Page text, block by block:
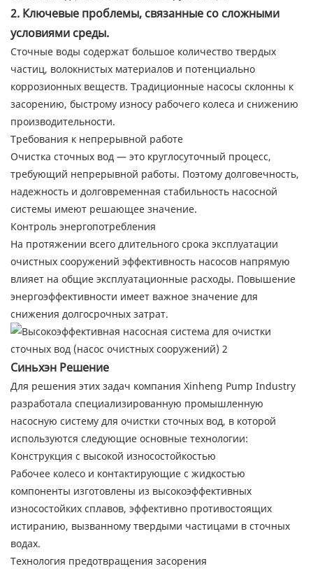
2. Ключевые проблемы, связанные со сложными
условиями среды.
Сточные воды содержат большое количество твердых
частиц, волокнистых материалов и потенциально
коррозионных веществ. Традиционные насосы склонны к
засорению, быстрому износу рабочего колеса и снижению
производительности.
Требования к непрерывной работе
Очистка сточных вод — это круглосуточный процесс,
требующий непрерывной работы. Поэтому долговечность,
надежность и долговременная стабильность насосной
системы имеют решающее значение.
Контроль энергопотребления
На протяжении всего длительного срока эксплуатации
очистных сооружений эффективность насосов напрямую
влияет на общие эксплуатационные расходы. Повышение
энергоэффективности имеет важное значение для
снижения долгосрочных затрат.
Синьхэн Решение
Для решения этих задач компания Xinheng Pump Industry
разработала специализированную промышленную
насосную систему для очистки сточных вод, в которой
используются следующие основные технологии:
Конструкция с высокой износостойкостью
Рабочее колесо и контактирующие с жидкостью
компоненты изготовлены из высокоэффективных
износостойких сплавов, эффективно противостоящих
истиранию, вызванному твердыми частицами в сточных
водах.
Технология предотвращения засорения